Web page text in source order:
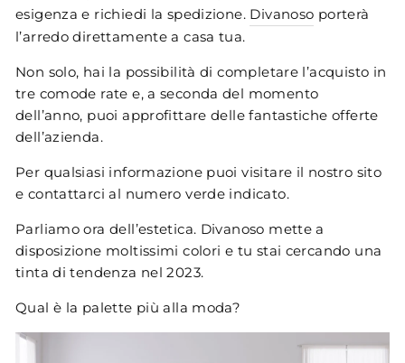
esigenza e richiedi la spedizione. Divanoso porterà
l’arredo direttamente a casa tua.
Non solo, hai la possibilità di completare l’acquisto in
tre comode rate e, a seconda del momento
dell’anno, puoi approfittare delle fantastiche offerte
dell’azienda.
Per qualsiasi informazione puoi visitare il nostro sito
e contattarci al numero verde indicato.
Parliamo ora dell’estetica. Divanoso mette a
disposizione moltissimi colori e tu stai cercando una
tinta di tendenza nel 2023.
Qual è la palette più alla moda?